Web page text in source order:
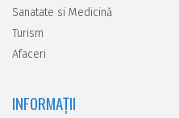
Sanatate si Medicină
Turism
Afaceri
INFORMAȚII